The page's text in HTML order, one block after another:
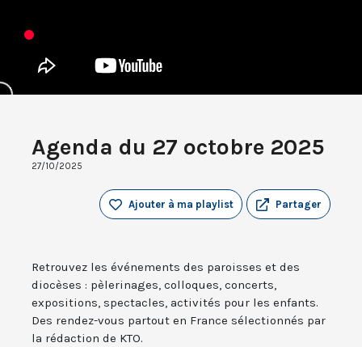
Agenda du 27 octobre 2025
27/10/2025
Partager
Ajouter à ma playlist
Retrouvez les événements des paroisses et des
diocèses : pèlerinages, colloques, concerts,
expositions, spectacles, activités pour les enfants.
Des rendez-vous partout en France sélectionnés par
la rédaction de KTO.